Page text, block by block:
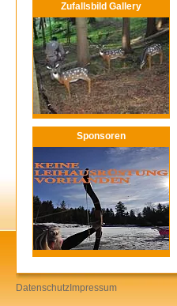
Zufallsbild Gallery
Sponsoren
Datenschutz Impressum